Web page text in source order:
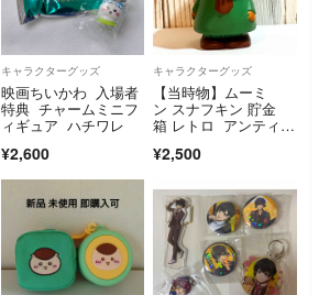
キャラクターグッズ
映画ちいかわ 入場者
特典 チャームミニフ
ィギュア ハチワレ
¥2,600
キャラクターグッズ
【当時物】ムーミ
ン スナフキン 貯金
箱 レトロ アンティー
¥2,500